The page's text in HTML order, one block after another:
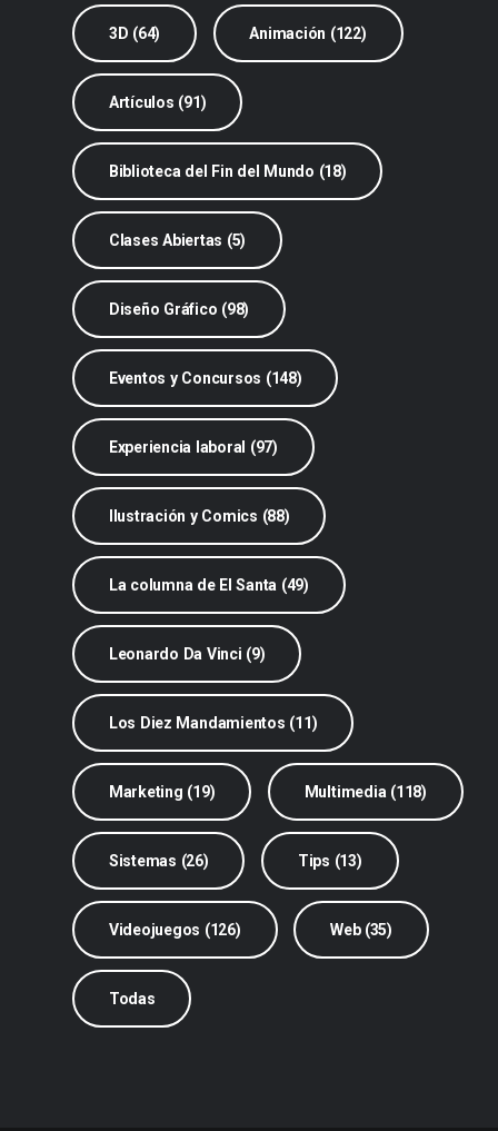
3D (64) Animación (122)
Artículos (91)
Biblioteca del Fin del Mundo (18)
Clases Abiertas (5)
Diseño Gráfico (98)
Eventos y Concursos (148)
Experiencia laboral (97)
Ilustración y Comics (88)
La columna de El Santa (49)
Leonardo Da Vinci (9)
Los Diez Mandamientos (11)
Marketing (19) Multimedia (118)
Sistemas (26) Tips (13)
Videojuegos (126) Web (35)
Todas